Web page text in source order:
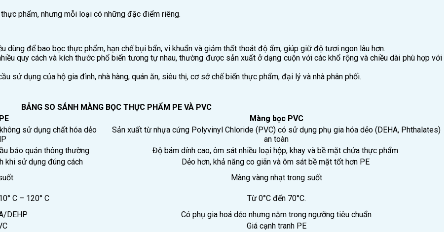
phẩm, nhưng mỗi loại có những đặc điểm riêng.
dùng để bao bọc thực phẩm, hạn chế bụi bẩn, vi khuẩn và giảm thất thoát độ ẩm, giúp giữ độ tươi ngon lâu hơn.
quy cách và kích thước phổ biến tương tự nhau, thường được sản xuất ở dạng cuộn với các khổ rộng và chiều dài phù hợp với
sử dụng của hộ gia đình, nhà hàng, quán ăn, siêu thị, cơ sở chế biến thực phẩm, đại lý và nhà phân phối.
BẢNG SO SÁNH MÀNG BỌC THỰC PHẨM PE VÀ PVC
Màng bọc PVC
sử dụng chất hóa dẻo
Sản xuất từ nhựa cứng Polyvinyl Chloride (PVC) có sử dụng phụ gia hóa dẻo (DEHA, Phthalates)
an toàn
bảo quản thông thường
Độ bám dính cao, ôm sát nhiều loại hộp, khay và bề mặt chứa thực phẩm
khi sử dụng đúng cách
Dẻo hơn, khả năng co giãn và ôm sát bề mặt tốt hơn PE
Màng vàng nhạt trong suốt
C – 120° C
Từ 0°C đến 70°C.
DEHP
Có phụ gia hoá dẻo nhưng nằm trong ngưỡng tiêu chuẩn
Giá cạnh tranh PE